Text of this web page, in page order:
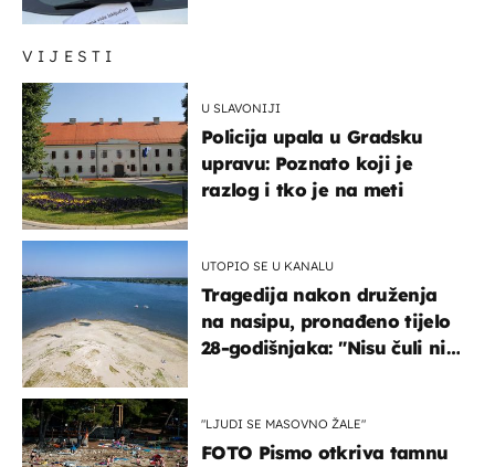
VIJESTI
U SLAVONIJI
Policija upala u Gradsku
upravu: Poznato koji je
razlog i tko je na meti
UTOPIO SE U KANALU
Tragedija nakon druženja
na nasipu, pronađeno tijelo
28-godišnjaka: "Nisu čuli ni
"LJUDI SE MASOVNO ŽALE"
FOTO Pismo otkriva tamnu